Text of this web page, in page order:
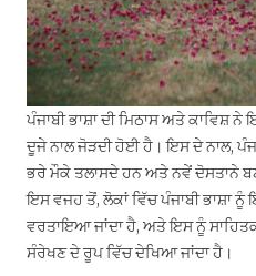
ਪੰਜਾਬੀ ਭਾਸ਼ਾ ਦੀ ਮਿਠਾਸ ਅਤੇ ਕਾਵਿਸ਼
ਦੂਜੇ ਨਾਲ ਜੋੜਦੀ ਹੋਈ ਹੈ। ਇਸ ਦੇ ਨਾਲ,
ਭਰੇ ਮੌਕੇ ਤਲਾਸਦੇ ਹਨ ਅਤੇ ਨਵੇਂ ਦੋਸਤਾਨੇ
ਇਸ ਵਜਹ ਤੋਂ, ਲੋਕਾਂ ਵਿੱਚ ਪੰਜਾਬੀ ਭਾਸ਼ਾ ਨੂੰ
ਵਰਤਾਇਆ ਜਾਂਦਾ ਹੈ, ਅਤੇ ਇਸ ਨੂੰ
ਸੰਰੇਖਣ ਦੇ ਰੂਪ ਵਿੱਚ ਦੇਖਿਆ ਜਾਂਦਾ ਹੈ।